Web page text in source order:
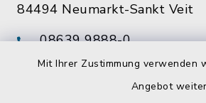
Mit Ihrer Zustimmung verwenden
Angebot
84494 Neumarkt-Sankt Veit
08639 9888-0
08639 9888-28
vg@neumarkt-sankt-